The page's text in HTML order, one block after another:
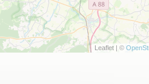
Leaflet | ©